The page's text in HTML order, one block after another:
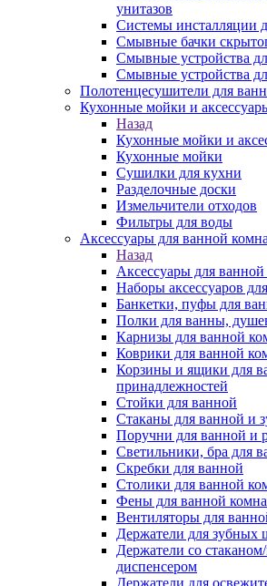
унитазов
Системы инсталляции
Смывные бачки
Смывные устройства
Смывные устройства
Полотенцесушители для
Кухонные мойки и
Назад
Кухонные мойки и
Кухонные мойки
Сушилки для кухни
Разделочные доски
Измельчители отходов
Фильтры для воды
Аксессуары для ванной
Назад
Аксессуары для
Наборы аксессуаров
Банкетки, пуфы для
Полки для ванны,
Карнизы для ванной
Коврики для ванной
Корзины и ящики для
принадлежностей
Стойки для ванной
Стаканы для ванной и
Поручни для ванной и
Светильники, бра для
Скребки для ванной
Столики для ванной
Фены для ванной
Вентиляторы для
Держатели для зубных
Держатели со
диспенсером
Держатели для